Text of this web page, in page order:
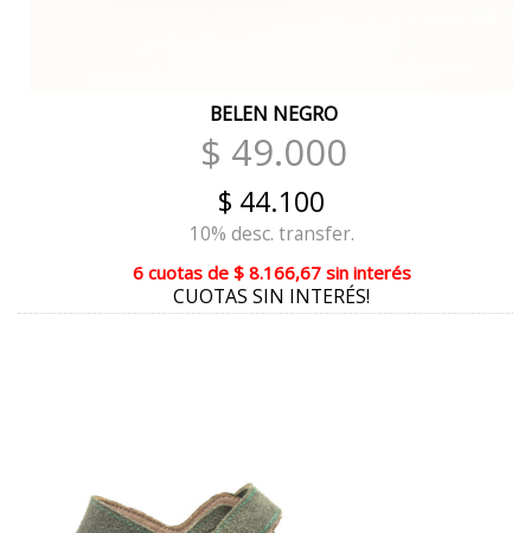
CAMEL TIZA
CORAL NARANJA
NUDE ROSE
METALIZADO PELTRE
BELEN NEGRO
$ 49.000
$ 44.100
10% desc. transfer.
6 cuotasde $ 8.166,67sin interés
CUOTAS SIN INTERÉS!